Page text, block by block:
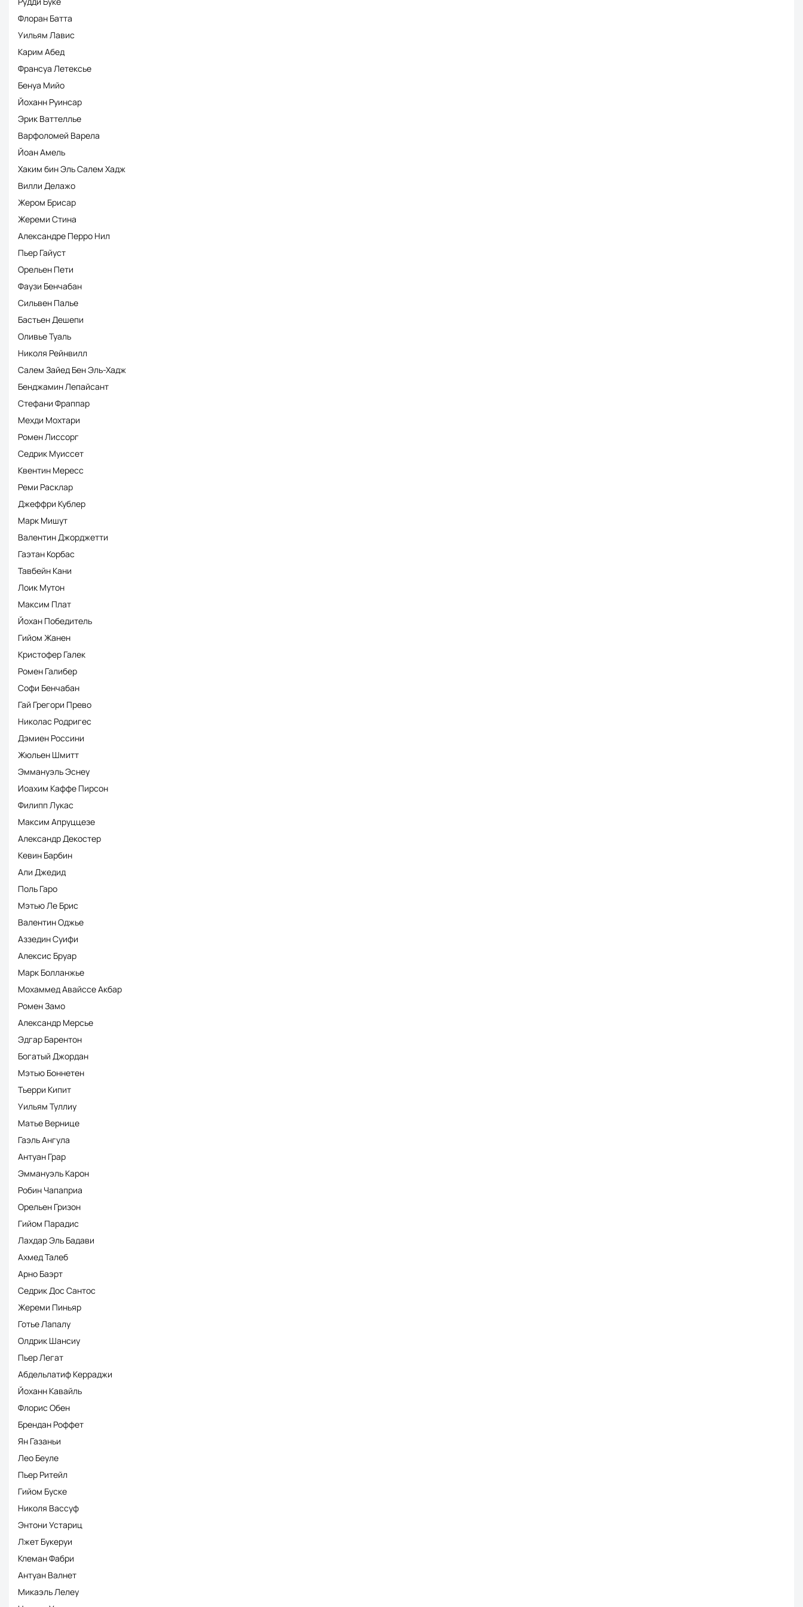
Флоран Батта
Уильям Лавис
Карим Абед
Франсуа Летексье
Бенуа Мийо
Йоханн Руинсар
Эрик Ваттеллье
Варфоломей Варела
Йоан Амель
Хаким бин Эль Салем Хадж
Вилли Делажо
Жером Брисар
Жереми Стина
Александре Перро Нил
Пьер Гайуст
Орельен Пети
Фаузи Бенчабан
Сильвен Палье
Бастьен Дешепи
Оливье Туаль
Николя Рейнвилл
Салем Зайед Бен Эль-Хадж
Бенджамин Лепайсант
Стефани Фраппар
Мехди Мохтари
Ромен Лиссорг
Седрик Муиссет
Квентин Мересс
Реми Расклар
Джеффри Кублер
Марк Мишут
Валентин Джорджетти
Гаэтан Корбас
Тавбейн Кани
Лоик Мутон
Максим Плат
Йохан Победитель
Гийом Жанен
Кристофер Галек
Ромен Галибер
Софи Бенчабан
Гай Грегори Прево
Николас Родригес
Дэмиен Россини
Жюльен Шмитт
Эммануэль Эснеу
Иоахим Каффе Пирсон
Филипп Лукас
Максим Апруццезе
Александр Декостер
Кевин Барбин
Али Джедид
Поль Гаро
Мэтью Ле Брис
Валентин Оджье
Аззедин Суифи
Алексис Бруар
Марк Болланжье
Мохаммед Авайссе Акбар
Ромен Замо
Александр Мерсье
Эдгар Барентон
Богатый Джордан
Мэтью Боннетен
Тьерри Кипит
Уильям Туллиу
Матье Вернице
Гаэль Ангула
Антуан Грар
Эммануэль Карон
Робин Чапаприа
Орельен Гризон
Гийом Парадис
Лахдар Эль Бадави
Ахмед Талеб
Арно Баэрт
Седрик Дос Сантос
Жереми Пиньяр
Готье Лапалу
Олдрик Шансиу
Пьер Легат
Абдельлатиф Керраджи
Йоханн Кавайль
Флорис Обен
Брендан Роффет
Ян Газаньи
Лео Беуле
Пьер Ритейл
Гийом Буске
Николя Вассуф
Энтони Устариц
Лжет Букеруи
Клеман Фабри
Антуан Валнет
Микаэль Лелеу